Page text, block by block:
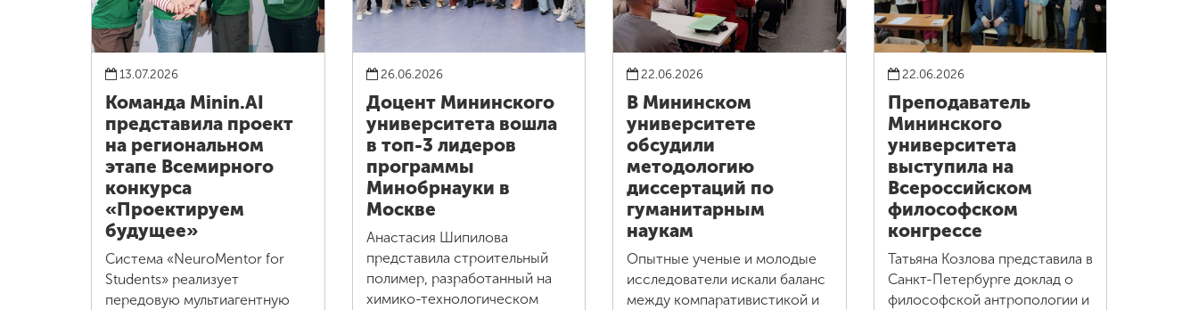
13.07.2026
Команда Minin.AI
представила проект
на региональном
этапе Всемирного
конкурса
«Проектируем
будущее»
Система «NeuroMentor for
Students» реализует
передовую мультиагентную
26.06.2026
Доцент Мининского
университета вошла
в топ-3 лидеров
программы
Минобрнауки в
Москве
Анастасия Шипилова
представила строительный
полимер, разработанный на
химико-технологическом
22.06.2026
В Мининском
университете
обсудили
методологию
диссертаций по
гуманитарным
наукам
Опытные ученые и молодые
исследователи искали баланс
между компаративистикой и
22.06.2026
Преподаватель
Мининского
университета
выступила на
Всероссийском
философском
конгрессе
Татьяна Козлова представила в
Санкт-Петербурге доклад о
философской антропологии и